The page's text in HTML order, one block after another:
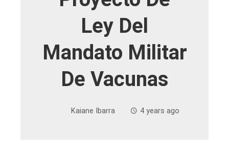
Ley Del
Mandato Militar
De Vacunas
Kaiane Ibarra 4 years ago